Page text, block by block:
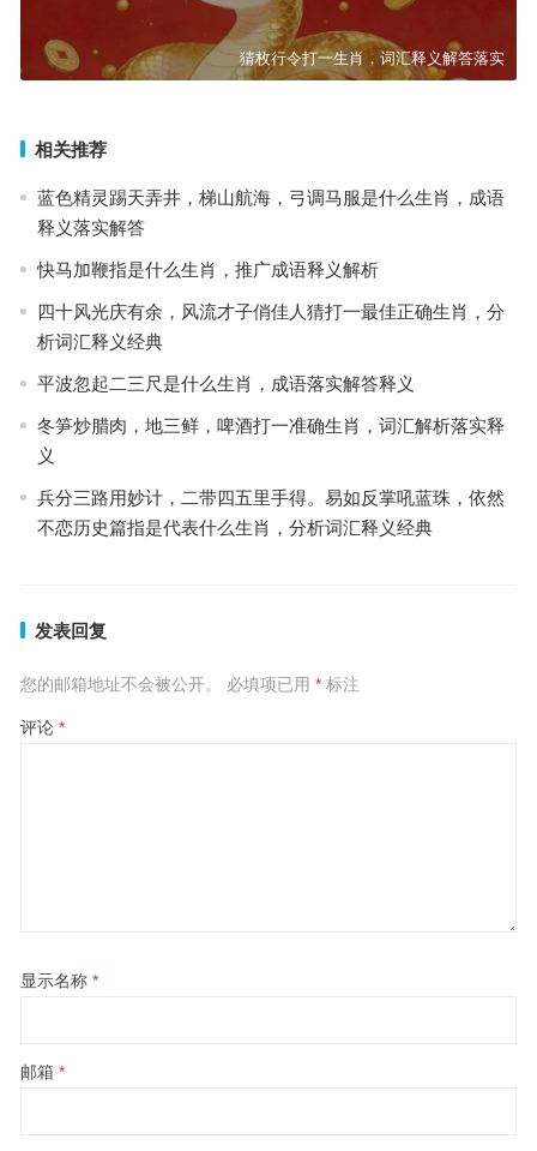
猜枚行令打一生肖，词汇释义解答落实
相关推荐
蓝色精灵踢天弄井，梯山航海，弓调马服是什么生肖，成语
释义落实解答
快马加鞭指是什么生肖，推广成语释义解析
四十风光庆有余，风流才子俏佳人猜打一最佳正确生肖，分
析词汇释义经典
平波忽起二三尺是什么生肖，成语落实解答释义
冬笋炒腊肉，地三鲜，啤酒打一准确生肖，词汇解析落实释
义
兵分三路用妙计，二带四五里手得。易如反掌吼蓝珠，依然
不恋历史篇指是代表什么生肖，分析词汇释义经典
发表回复
您的邮箱地址不会被公开。 必填项已用 *标注
评论 *
显示名称 *
邮箱 *